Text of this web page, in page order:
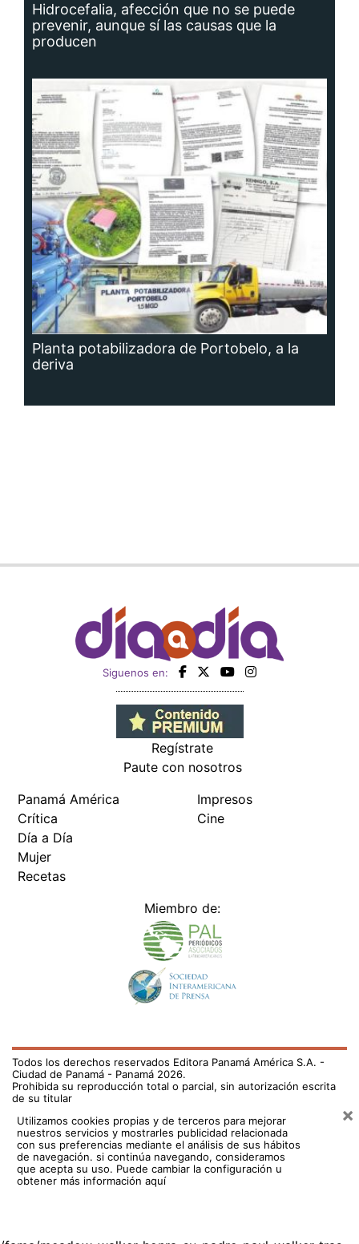
Hidrocefalia, afección que no se puede
prevenir, aunque sí las causas que la
producen
Planta potabilizadora de Portobelo, a la
deriva
Siguenos en:
Regístrate
Paute con nosotros
Panamá América
Crítica
Día a Día
Mujer
Recetas
Impresos
Cine
Miembro de:
Todos los derechos reservados Editora Panamá América S.A. -
Ciudad de Panamá - Panamá 2026.
Prohibida su reproducción total o parcial, sin autorización escrita
de su titular
Utilizamos cookies propias y de terceros para mejorar
nuestros servicios y mostrarles publicidad relacionada
con sus preferencias mediante el análisis de sus hábitos
de navegación. si continúa navegando, consideramos
que acepta su uso. Puede cambiar la configuración u
obtener más información aquí
×